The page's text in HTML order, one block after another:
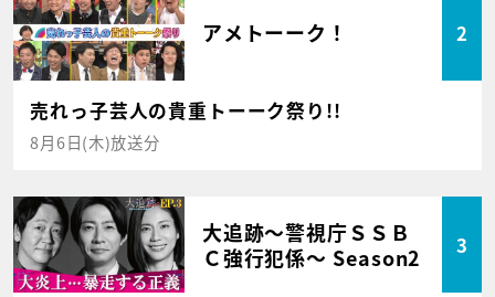
アメトーーク！ 2
売れっ子芸人の貴重トーーク祭り!!
8月6日(木)放送分
大追跡～警視庁ＳＳＢ
Ｃ強行犯係～ Season2
3